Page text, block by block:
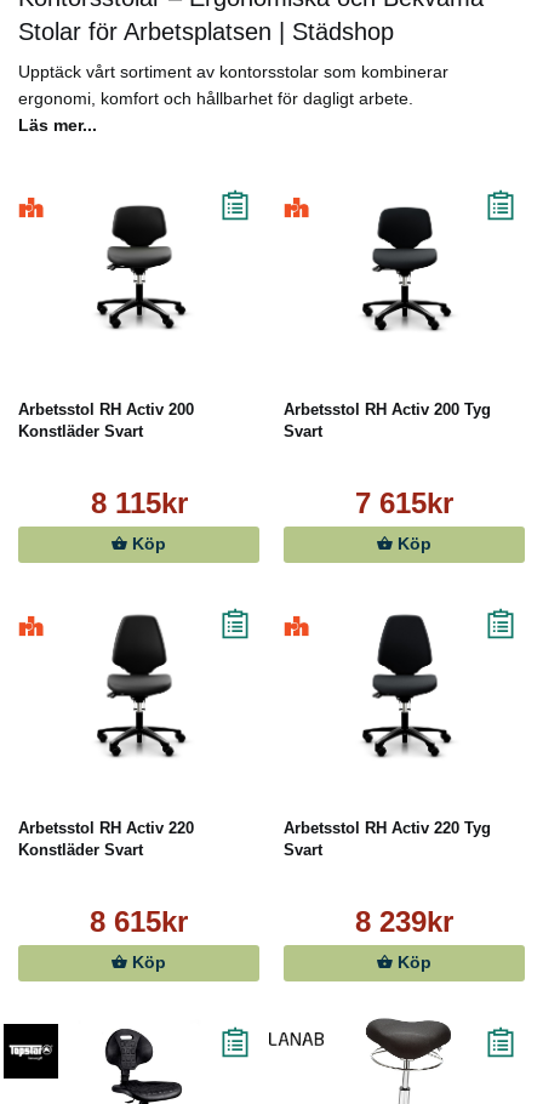
Stolar för Arbetsplatsen | Städshop
Upptäck vårt sortiment av kontorsstolar som kombinerar
ergonomi, komfort och hållbarhet för dagligt arbete.
Läs mer...
Arbetsstol RH Activ 200
Konstläder Svart
8 115kr
Köp
Arbetsstol RH Activ 200 Tyg
Svart
7 615kr
Köp
Arbetsstol RH Activ 220
Konstläder Svart
8 615kr
Köp
Arbetsstol RH Activ 220 Tyg
Svart
8 239kr
Köp